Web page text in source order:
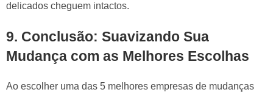
delicados cheguem intactos.
9. Conclusão: Suavizando Sua
Mudança com as Melhores Escolhas
Ao escolher uma das 5 melhores empresas de mudanças